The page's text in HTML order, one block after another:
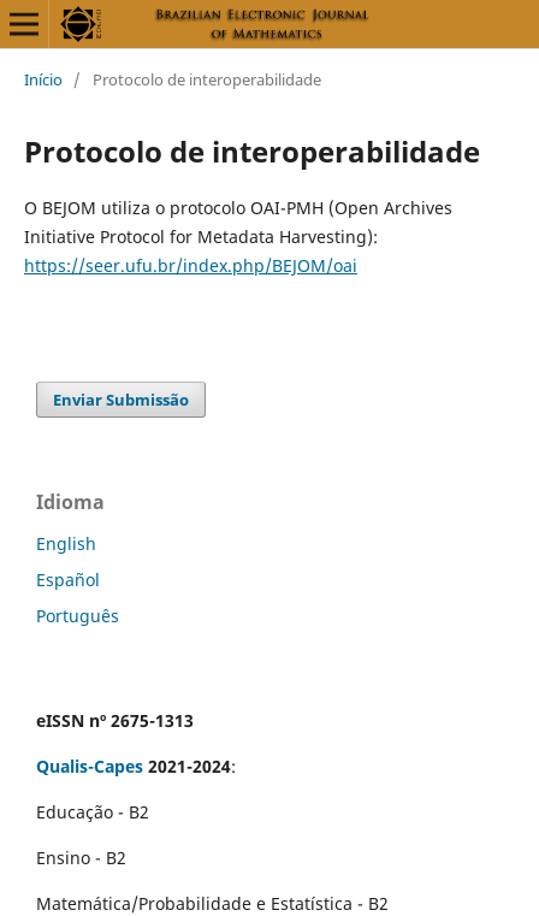
Início / Protocolo de interoperabilidade
Protocolo de interoperabilidade
O BEJOM utiliza o protocolo OAI-PMH (Open Archives
Initiative Protocol for Metadata Harvesting):
https://seer.ufu.br/index.php/BEJOM/oai
Enviar Submissão
Idioma
English
Español
Português
eISSN nº 2675-1313
Qualis-Capes 2021-2024:
Educação - B2
Ensino - B2
Matemática/Probabilidade e Estatística - B2